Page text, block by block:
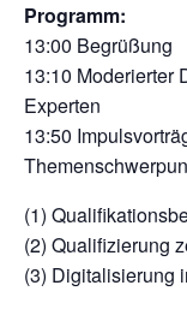
Programm:
13:00 Begrüßung
13:10 Moderierter
Experten
13:50
(1)
(2) Qualifizierung
(3) Digitalisierung